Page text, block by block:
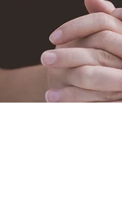
nguyện mà anh em vì tôi...